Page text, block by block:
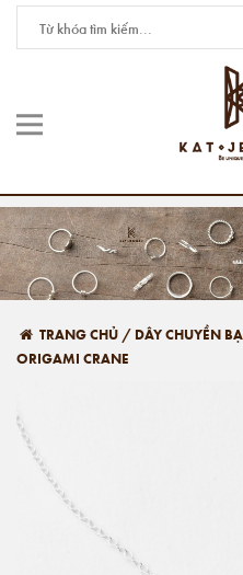
TRANG CHỦ / DÂY CHUYỀN
ORIGAMI CRANE